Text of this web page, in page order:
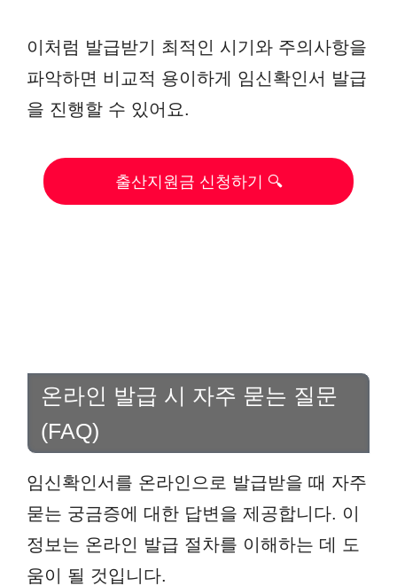
이처럼 발급받기 최적인 시기와 주의사항을
파악하면 비교적 용이하게 임신확인서 발급
을 진행할 수 있어요.
출산지원금 신청하기 🔍
온라인 발급 시 자주 묻는 질문
(FAQ)
임신확인서를 온라인으로 발급받을 때 자주
묻는 궁금증에 대한 답변을 제공합니다. 이
정보는 온라인 발급 절차를 이해하는 데 도
움이 될 것입니다.